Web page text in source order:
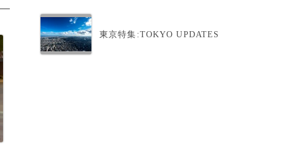
東京特集:TOKYO UPDATES